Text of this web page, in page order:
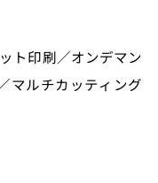
ト印刷／オンデマン
マルチカッティング